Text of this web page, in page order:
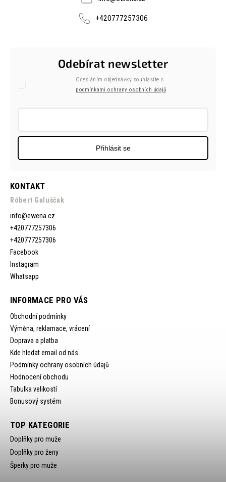
+420777257306
KONTAKT
Róbert Galuščak
info@ewena.cz
+420777257306
+420777257306
Facebook
Instagram
Whatsapp
INFORMACE PRO VÁS
Obchodní podmínky
Výměna, reklamace, vrácení
Doprava a platba
Kde hledat email od nás
Podmínky ochrany osobních údajů
Hodnocení obchodu
Tabulka velikostí
Bonusový systém
Odebírat newsletter
Odesláním objednávky souhlasíte s
podmínkami ochrany osobních údajů
Přihlásit se
TOP KATEGORIE
Doplňky pro muže
Doplňky pro ženy
Šperky pro muže